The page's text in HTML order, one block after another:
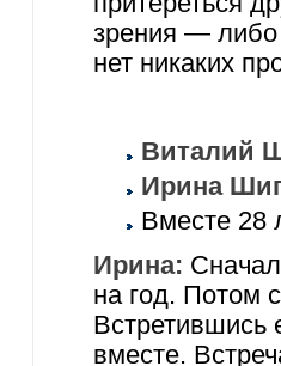
зрения — либо
нет никаких
Виталий
Ирина
Вместе 28
Ирина:
на год. Потом
вместе.